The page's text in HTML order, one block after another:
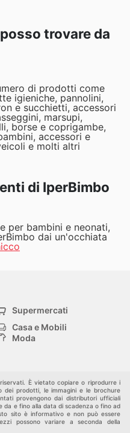
trovare da
di prodotti come
igieniche, pannolini,
e succhietti, accessori
marsupi,
borse e coprigambe,
accessori e
e molti altri
di IperBimbo
per bambini e neonati,
dai un'occhiata
Supermercati
Casa e Mobili
Moda
È vietato copiare o riprodurre i
prodotti, le immagini e le brochure
provengono dai distributori ufficiali
da e fino alla data di scadenza o fino ad
sito è informativo e non può essere
possono variare a seconda della